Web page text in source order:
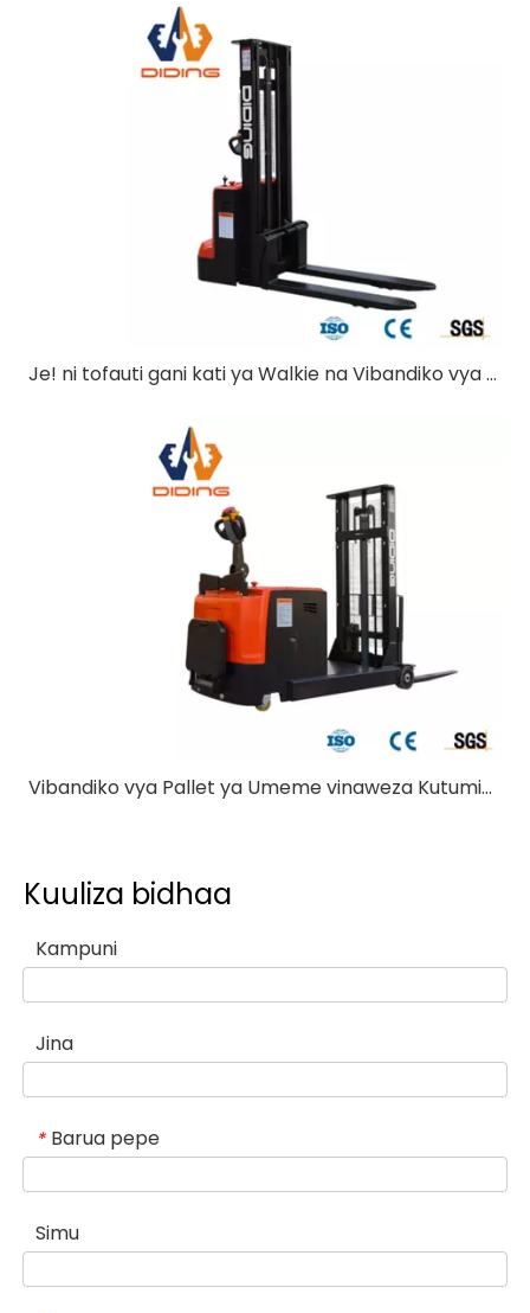
Je! ni tofauti gani kati ya Walkie na Vibandiko vya Kupanda Pallet?
Vibandiko vya Pallet ya Umeme vinaweza Kutumika Nje?
Kuuliza bidhaa
Kampuni
Jina
* Barua pepe
Simu